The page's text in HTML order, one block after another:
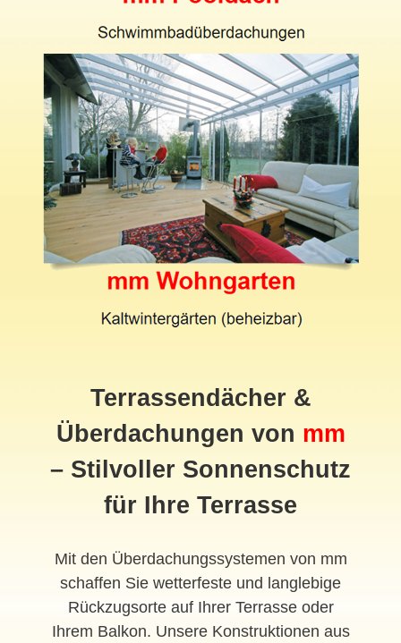
Terrassendächer &
Überdachungen von mm
– Stilvoller Sonnenschutz
für Ihre Terrasse
Mit den Überdachungssystemen von mm
schaffen Sie wetterfeste und langlebige
Rückzugsorte auf Ihrer Terrasse oder
Ihrem Balkon. Unsere Konstruktionen aus